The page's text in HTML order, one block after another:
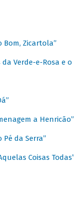
Bom, Zicartola”
Verde-e-Rosa e
a Henricão”
Pé da Serra”
Coisas Todas”